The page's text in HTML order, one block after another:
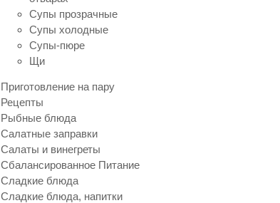
Супы прозрачные
Супы холодные
Супы-пюре
Щи
Приготовление на пару
Рецепты
Рыбные блюда
Салатные заправки
Салаты и винегреты
Сбалансированное Питание
Сладкие блюда
Сладкие блюда, напитки